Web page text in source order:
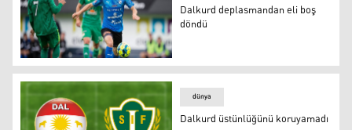
Dalkurd deplasmandan eli boş döndü
Dalkurd deplasmandan eli boş
döndü
dünya
Dalkurd üstünlüğünü koruyamadı